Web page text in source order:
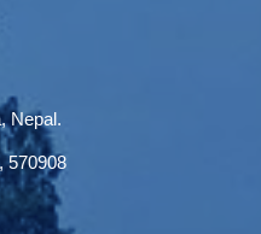
Nepal.
570908